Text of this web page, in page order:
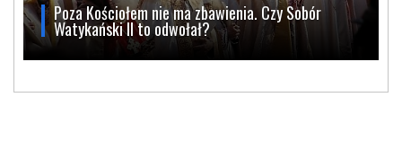
Poza Kościołem nie ma zbawienia. Czy Sobór
Watykański II to odwołał?